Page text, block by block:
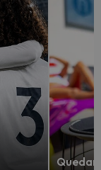
Quedan